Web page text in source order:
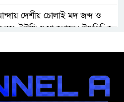
দেশীয় চোলাই মদ জব্দ ও
ইউপি চেয়ারম্যানের উপস্থিতিতে
দাবি ‘হ//ত্যা’